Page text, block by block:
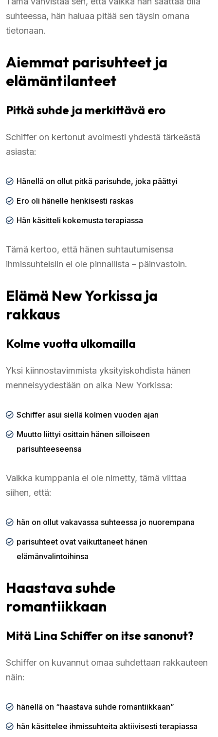
suhteessa, hän haluaa pitää sen täysin omana
tietonaan.
Aiemmat parisuhteet ja
elämäntilanteet
Pitkä suhde ja merkittävä ero
Schiffer on kertonut avoimesti yhdestä tärkeästä
asiasta:
Hänellä on ollut pitkä parisuhde, joka päättyi
Ero oli hänelle henkisesti raskas
Hän käsitteli kokemusta terapiassa
Tämä kertoo, että hänen suhtautumisensa
ihmissuhteisiin ei ole pinnallista – päinvastoin.
Elämä New Yorkissa ja
rakkaus
Kolme vuotta ulkomailla
Yksi kiinnostavimmista yksityiskohdista hänen
menneisyydestään on aika New Yorkissa:
Schiffer asui siellä kolmen vuoden ajan
Muutto liittyi osittain hänen silloiseen
parisuhteeseensa
Vaikka kumppania ei ole nimetty, tämä viittaa
siihen, että:
hän on ollut vakavassa suhteessa jo nuorempana
parisuhteet ovat vaikuttaneet hänen
elämänvalintoihinsa
Haastava suhde
romantiikkaan
Mitä Lina Schiffer on itse sanonut?
Schiffer on kuvannut omaa suhdettaan rakkauteen
näin:
hänellä on “haastava suhde romantiikkaan”
hän käsittelee ihmissuhteita aktiivisesti terapiassa